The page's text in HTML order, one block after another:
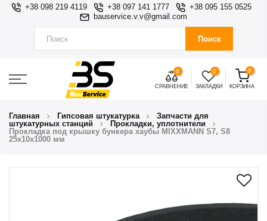
+38 098 219 4119 +38 097 141 1777
+38 095 155 0525
bauservice.v.v@gmail.com
Поиск
0
СРАВНЕНИЕ
0
ЗАКЛАДКИ
0
КОРЗИНА
Главная Гипсовая штукатурка
Запчасти для
штукатурных станций
Прокладки, уплотнители
Прокладка под крышку бункера хаубы MIXXMANN S7, S8
25x10х1000 мм